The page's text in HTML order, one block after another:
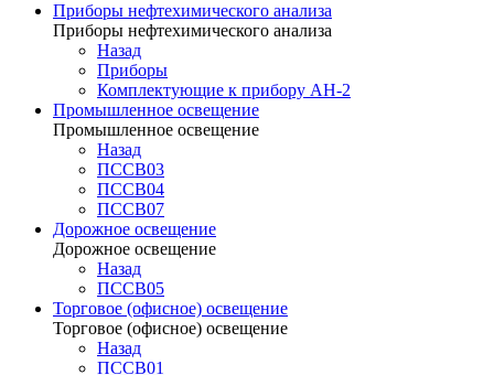
Приборы нефтехимического анализа
Приборы нефтехимического анализа
Назад
Приборы
Комплектующие к прибору АН-2
Промышленное освещение
Промышленное освещение
Назад
ПССВ03
ПССВ04
ПССВ07
Дорожное освещение
Дорожное освещение
Назад
ПССВ05
Торговое (офисное) освещение
Торговое (офисное) освещение
Назад
ПССВ01